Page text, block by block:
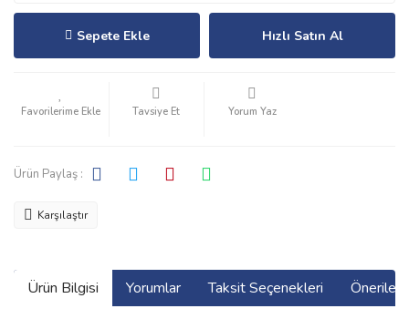
Sepete Ekle Hızlı Satın Al
Tavsiye Et Yorum Yaz
Ürün Paylaş :
Karşılaştır
Ürün Bilgisi Yorumlar Taksit Seçenekleri